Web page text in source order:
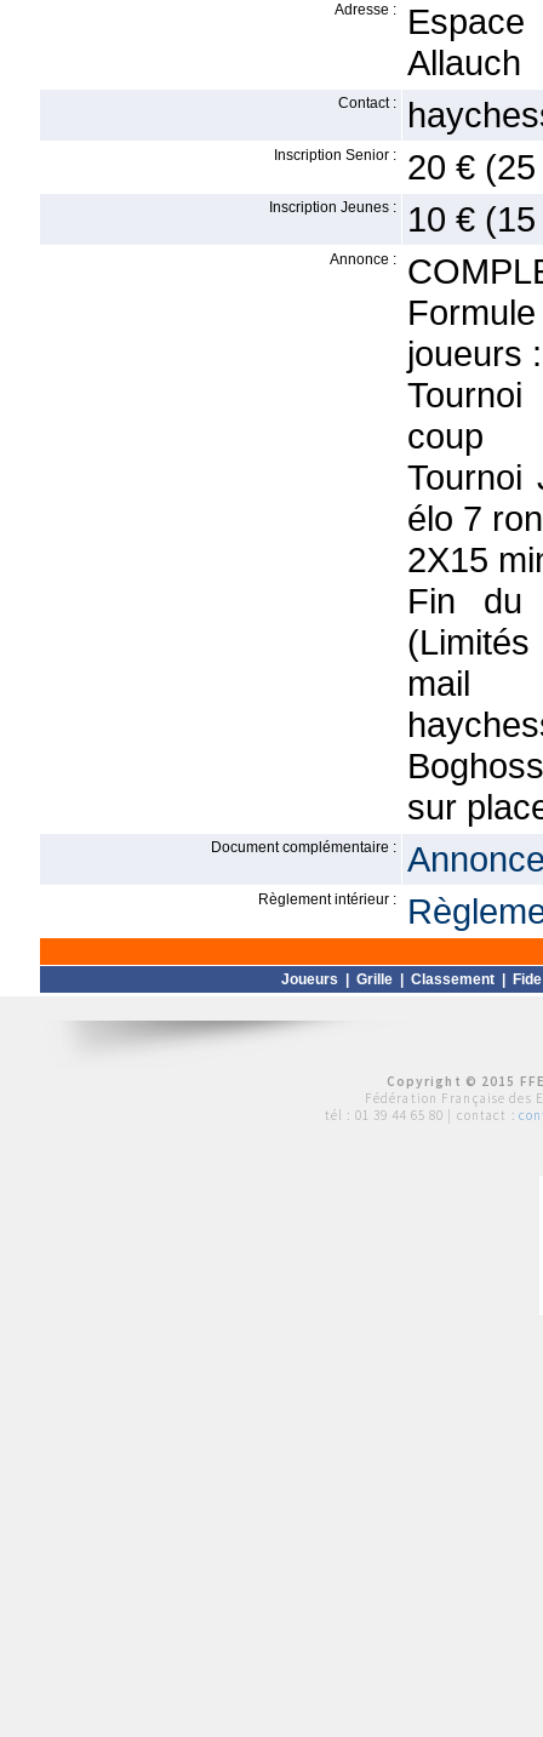
Adresse :
Espace
Allauch
Contact :
Inscription Senior : 20 €
Inscription Jeunes : 10 €
Annonce :
joueurs :
coup
Tournoi
élo 7
2X15
Fin du
mail
sur
Document complémentaire :
Règlement intérieur :
Joueurs Grille Classement Fide
Copyright © 2015
Fédération Française des
tél : 01 39 44 65 80 | contact :